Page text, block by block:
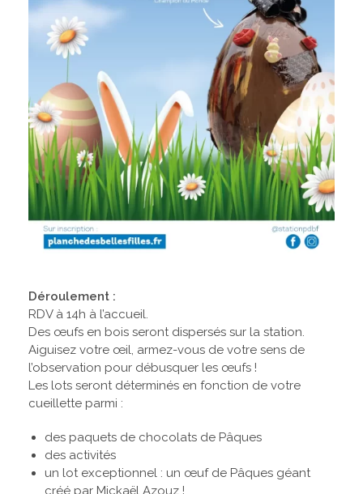
Déroulement :
RDV à 14h à l’accueil.
Des œufs en bois seront dispersés sur la station.
Aiguisez votre œil, armez-vous de votre sens de
l’observation pour débusquer les œufs !
Les lots seront déterminés en fonction de votre
cueillette parmi :
des paquets de chocolats de Pâques
des activités
un lot exceptionnel : un œuf de Pâques géant
créé par Mickaël Azouz !